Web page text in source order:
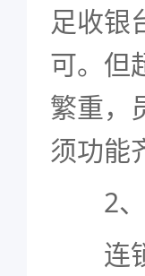
足收银
可。但
繁重，
须功能
2、
连锁